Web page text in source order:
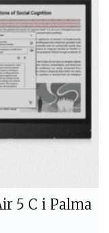
5 C i Palma